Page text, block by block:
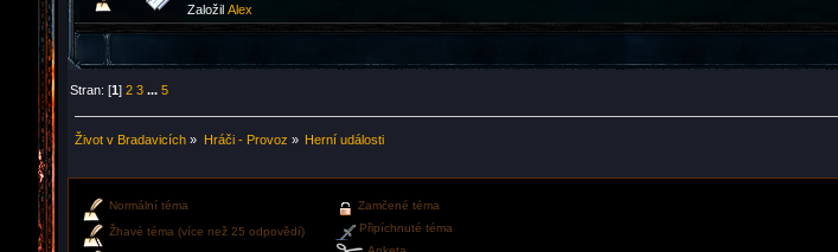
Založil Аlex
Stran: [1]2 3 ...5
Život v Bradavicích » Hráči - Provoz » Herní události
Normální téma
Žhavé téma (více než 25 odpovědí)
Zamčené téma
Připíchnuté téma